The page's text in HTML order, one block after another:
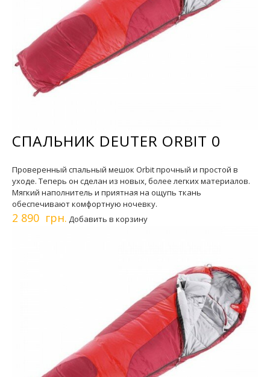
СПАЛЬНИК DEUTER ORBIT 0
Проверенный спальный мешок Orbit прочный и простой в
уходе. Теперь он сделан из новых, более легких материалов.
Мягкий наполнитель и приятная на ощупь ткань
обеспечивают комфортную ночевку.
2 890 грн. Добавить в корзину